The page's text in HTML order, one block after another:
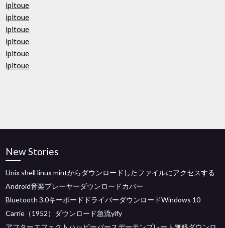
ipitoue
ipitoue
ipitoue
ipitoue
ipitoue
ipitoue
New Stories
Unix shell linux mintからダウンロードしたファイルにアクセスする
Android音楽プレーヤーダウンロードカバー
Bluetooth 3.0キーボードドライバーダウンロードWindows 10
Carrie（1952）ダウンロード急流yify